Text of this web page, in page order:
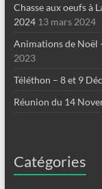
Chasse aux oeufs à
2024 13 mars 2024
Animations de Noël
2023
Téléthon – 8 et 9
Réunion du 14
Catégories